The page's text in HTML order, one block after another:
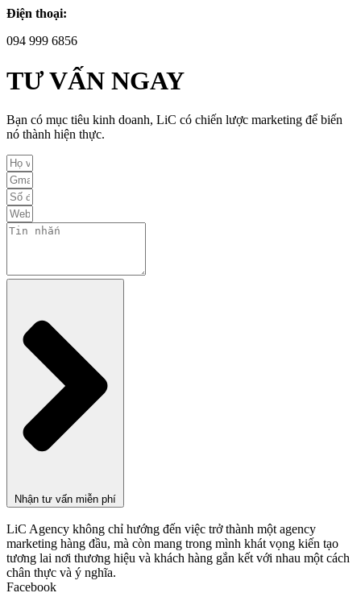
Điện thoại:
094 999 6856
TƯ VẤN NGAY
Bạn có mục tiêu kinh doanh, LiC có chiến lược marketing để biến
nó thành hiện thực.
Nhận tư vấn miễn phí
LiC Agency không chỉ hướng đến việc trở thành một agency
marketing hàng đầu, mà còn mang trong mình khát vọng kiến tạo
tương lai nơi thương hiệu và khách hàng gắn kết với nhau một cách
chân thực và ý nghĩa.
Facebook